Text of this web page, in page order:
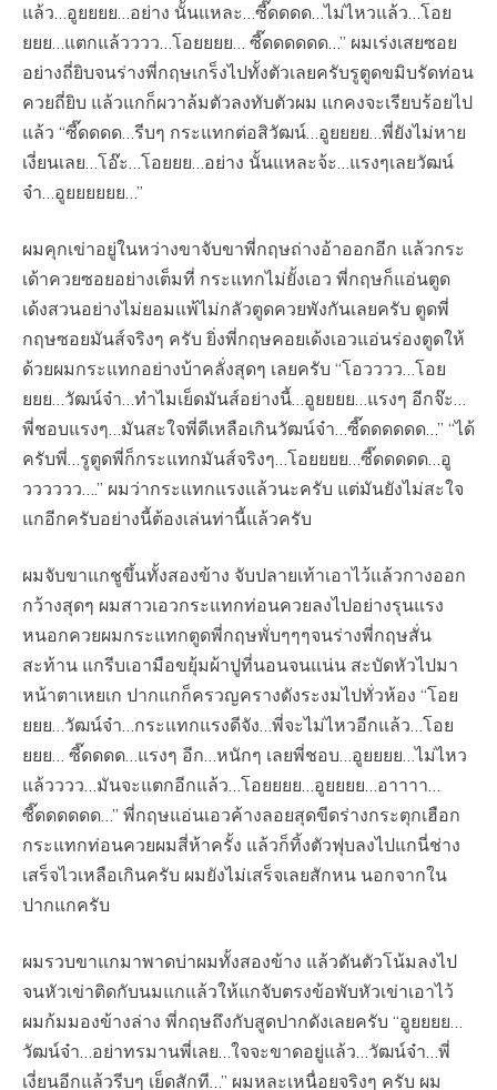
แล้ว…อูยยยย…อย่าง นั้นแหละ…ซี๊ดดดด…ไม่ไหวแล้ว…โอย
ยยย…แตกแล้วววว…โอยยยย… ซี๊ดดดดดด…” ผมเร่งเสยซอย
อย่างถี่ยิบจนร่างพี่กฤษเกร็งไปทั้งตัวเลยครับรูตูดขมิบรัดท่อน
ควยถี่ยิบ แล้วแกก็ผวาล้มตัวลงทับตัวผม แกคงจะเรียบร้อยไป
แล้ว “ซี๊ดดดด…รีบๆ กระแทกต่อสิวัฒน์…อูยยยย…พี่ยังไม่หาย
เงี่ยนเลย…โอ๊ะ…โอยยย…อย่าง นั้นแหละจ้ะ…แรงๆเลยวัฒน์
จ๋า…อูยยยยยย…”
ผมคุกเข่าอยู่ในหว่างขาจับขาพี่กฤษถ่างอ้าออกอีก แล้วกระ
เด้าควยซอยอย่างเต็มที่ กระแทกไม่ยั้งเอว พี่กฤษก็แอ่นตูด
เด้งสวนอย่างไม่ยอมแพ้ไม่กลัวตูดควยพังกันเลยครับ ตูดพี่
กฤษซอยมันส์จริงๆ ครับ ยิ่งพี่กฤษคอยเด้งเอวแอ่นร่องตูดให้
ด้วยผมกระแทกอย่างบ้าคลั่งสุดๆ เลยครับ “โอวววว…โอย
ยยย…วัฒน์จ๋า…ทำไมเย็ดมันส์อย่างนี้…อูยยยย…แรงๆ อีกจ๊ะ…
พี่ชอบแรงๆ…มันสะใจพี่ดีเหลือเกินวัฒน์จ๋า…ซี๊ดดดดดด…” “ได้
ครับพี่…รูตูดพี่ก็กระแทกมันส์จริงๆ…โอยยยย…ซี๊ดดดดด…อู
วววววว….” ผมว่ากระแทกแรงแล้วนะครับ แต่มันยังไม่สะใจ
แกอีกครับอย่างนี้ต้องเล่นท่านี้แล้วครับ
ผมจับขาแกชูขึ้นทั้งสองข้าง จับปลายเท้าเอาไว้แล้วกางออก
กว้างสุดๆ ผมสาวเอวกระแทกท่อนควยลงไปอย่างรุนแรง
หนอกควยผมกระแทกตูดพี่กฤษพั่บๆๆๆจนร่างพี่กฤษสั่น
สะท้าน แกรีบเอามือขยุ้มผ้าปูที่นอนจนแน่น สะบัดหัวไปมา
หน้าตาเหยเก ปากแกก็ครวญครางดังระงมไปทั่วห้อง “โอย
ยยย…วัฒน์จ๋า…กระแทกแรงดีจัง…พี่จะไม่ไหวอีกแล้ว…โอย
ยยย… ซี๊ดดดด…แรงๆ อีก…หนักๆ เลยพี่ชอบ…อูยยยย…ไม่ไหว
แล้วววว…มันจะแตกอีกแล้ว…โอยยยย…อูยยยย…อาาาา…
ซี๊ดดดดดด…” พี่กฤษแอ่นเอวค้างลอยสุดขีดร่างกระตุกเฮือก
กระแทกท่อนควยผมสี่ห้าครั้ง แล้วก็ทิ้งตัวฟุบลงไปแกนี่ช่าง
เสร็จไวเหลือเกินครับ ผมยังไม่เสร็จเลยสักหน นอกจากใน
ปากแกครับ
ผมรวบขาแกมาพาดบ่าผมทั้งสองข้าง แล้วดันตัวโน้มลงไป
จนหัวเข่าติดกับนมแกแล้วให้แกจับตรงข้อพับหัวเข่าเอาไว้
ผมก้มมองข้างล่าง พี่กฤษถึงกับสูดปากดังเลยครับ “อูยยยย…
วัฒน์จ๋า…อย่าทรมานพี่เลย…ใจจะขาดอยู่แล้ว…วัฒน์จ๋า…พี่
เงี่ยนอีกแล้วรีบๆ เย็ดสักที…” ผมหละเหนื่อยจริงๆ ครับ ผม